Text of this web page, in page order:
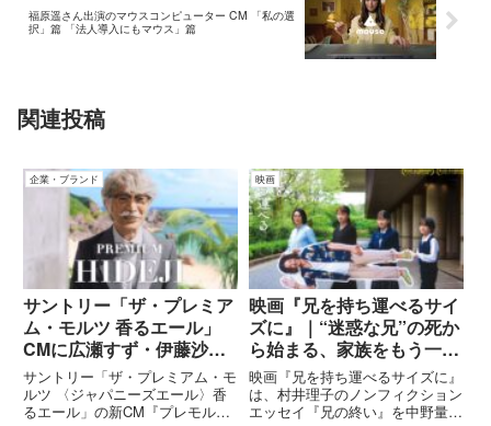
福原遥さん出演のマウスコンピューター CM 「私の選
択」篇 「法人導入にもマウス」篇
関連投稿
企業・ブランド
サントリー「ザ・プレミア
ム・モルツ 香るエール」
CMに広瀬すず・伊藤沙
莉・オダギリジョー・津田
健次郎が出演！『プレモル
子ちゃん・ヒデじい登場』
サントリー「ザ・プレミアム・モ
ルツ 〈ジャパニーズエール〉香
るエール」の新CM『プレモル子
映画
映画『兄を持ち運べるサイ
ズに』｜“迷惑な兄”の死か
ら始まる、家族をもう一度
見つめ直す4日間
映画『兄を持ち運べるサイズに』
は、村井理子のノンフィクション
エッセイ『兄の終い』を中野量太